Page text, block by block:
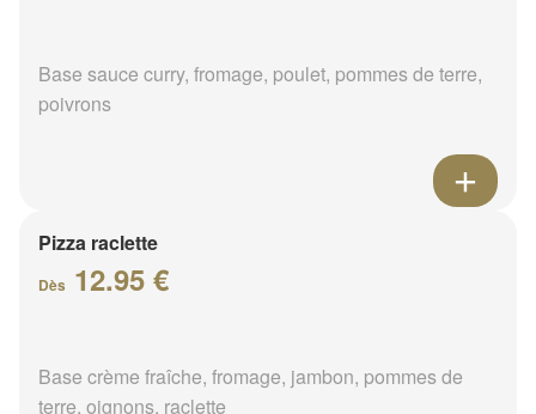
Base sauce curry, fromage, poulet, pommes de terre,
poivrons
Pizza raclette
Dès 12.95 €
Base crème fraîche, fromage, jambon, pommes de
terre, oignons, raclette